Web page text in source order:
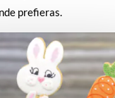
prefieras.